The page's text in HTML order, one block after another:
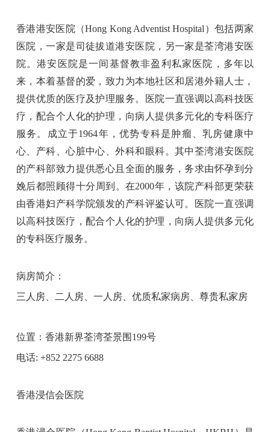
香港港安医院（Hong Kong Adventist Hospital）包括两家
医院，一家是司徒拔道港安医院，另一家是荃湾港安医
院。港安医院是一间基督教非盈利私家医院，多年以
来，本着基督的爱，致力为本地社区和居港外籍人士，
提供优质的医疗及护理服务。医院一直强调以高科技医
疗，配合个人化的护理，向病人提供多元化的专科医疗
服务。成立于1964年，优势专科是肿瘤、乳房健康中
心、产科、心脏中心、外科和眼科。其中荃湾港安医院
的产科部致力提供悉心且全面的服务，务求由怀孕到分
娩后都照顾得十分周到。在2000年，该院产科部更荣获
由香港妇产科学院颁发的产科评鉴认可。医院一直强调
以高科技医疗，配合个人化的护理，向病人提供多元化
的专科医疗服务。
病房简介：
三人房、二人房、一人房、优质私家病房、尊贵私家房
位置：香港新界荃湾荃景围199号
电话: +852 2275 6688
香港浸信会医院